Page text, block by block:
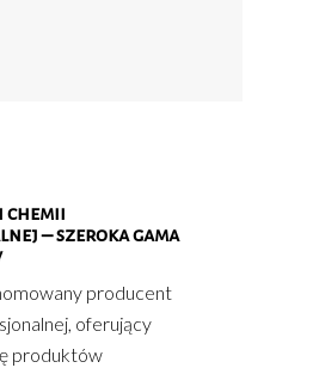
chemii
– szeroka gama
producent
oferujący
produktów